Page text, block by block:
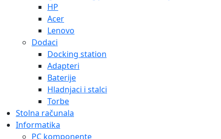
HP
Acer
Lenovo
Dodaci
Docking station
Adapteri
Baterije
Hladnjaci i stalci
Torbe
Stolna računala
Informatika
PC komponente